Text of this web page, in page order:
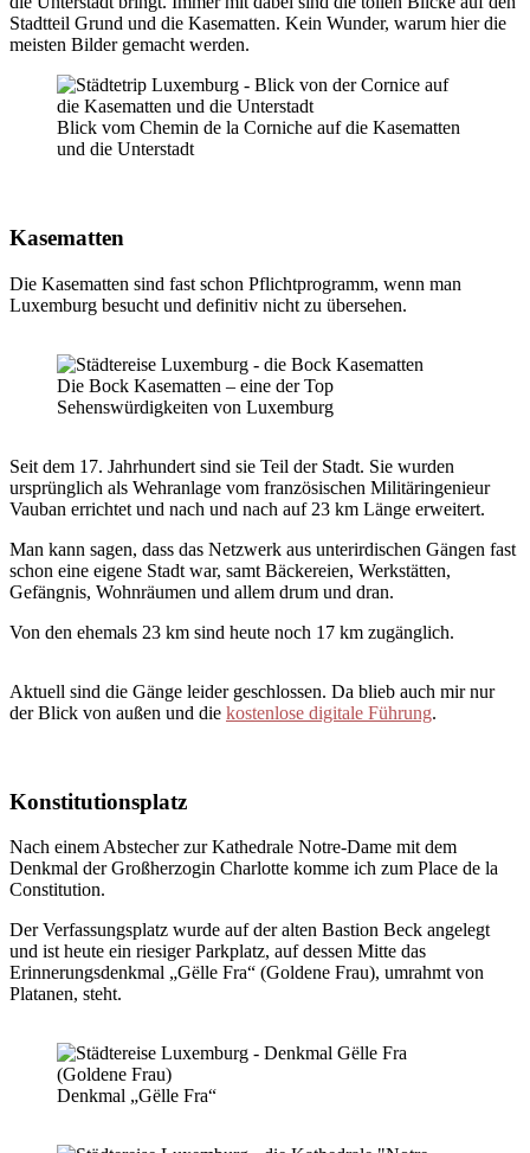
Stadtteil Grund und die Kasematten. Kein Wunder, warum hier die
meisten Bilder gemacht werden.
Blick vom Chemin de la Corniche auf die Kasematten
und die Unterstadt
Kasematten
Die Kasematten sind fast schon Pflichtprogramm, wenn man
Luxemburg besucht und definitiv nicht zu übersehen.
Die Bock Kasematten – eine der Top
Sehenswürdigkeiten von Luxemburg
Seit dem 17. Jahrhundert sind sie Teil der Stadt. Sie wurden
ursprünglich als Wehranlage vom französischen Militäringenieur
Vauban errichtet und nach und nach auf 23 km Länge erweitert.
Man kann sagen, dass das Netzwerk aus unterirdischen Gängen fast
schon eine eigene Stadt war, samt Bäckereien, Werkstätten,
Gefängnis, Wohnräumen und allem drum und dran.
Von den ehemals 23 km sind heute noch 17 km zugänglich.
Aktuell sind die Gänge leider geschlossen. Da blieb auch mir nur
der Blick von außen und die kostenlose digitale Führung.
Konstitutionsplatz
Nach einem Abstecher zur Kathedrale Notre-Dame mit dem
Denkmal der Großherzogin Charlotte komme ich zum Place de la
Constitution.
Der Verfassungsplatz wurde auf der alten Bastion Beck angelegt
und ist heute ein riesiger Parkplatz, auf dessen Mitte das
Erinnerungsdenkmal „Gëlle Fra“ (Goldene Frau), umrahmt von
Platanen, steht.
Denkmal „Gëlle Fra“